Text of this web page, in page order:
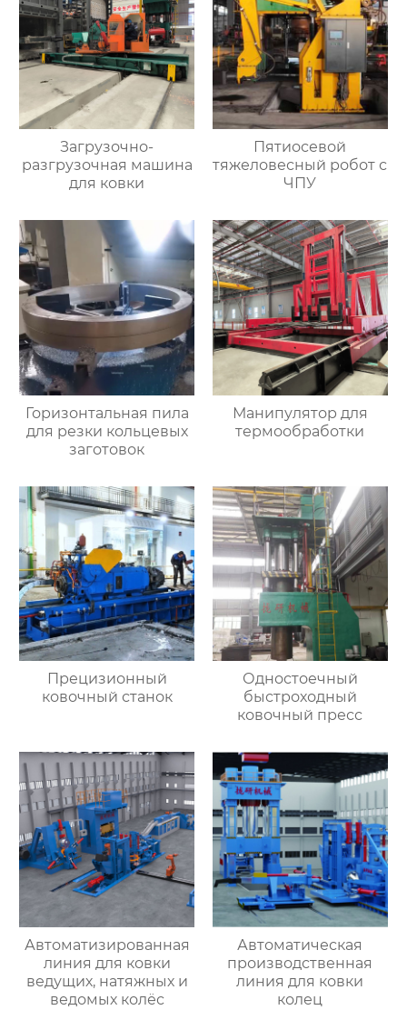
Загрузочно-
разгрузочная машина
для ковки
Пятиосевой
тяжеловесный робот с
ЧПУ
Горизонтальная пила
для резки кольцевых
заготовок
Манипулятор для
термообработки
Прецизионный
ковочный станок
Одностоечный
быстроходный
ковочный пресс
Автоматизированная
линия для ковки
ведущих, натяжных и
ведомых колёс
Автоматическая
производственная
линия для ковки
колец